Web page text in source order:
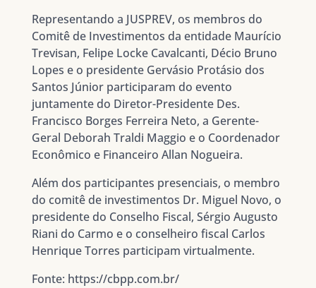
Representando a JUSPREV, os membros do
Comitê de Investimentos da entidade Maurício
Trevisan, Felipe Locke Cavalcanti, Décio Bruno
Lopes e o presidente Gervásio Protásio dos
Santos Júnior participaram do evento
juntamente do Diretor-Presidente Des.
Francisco Borges Ferreira Neto, a Gerente-
Geral Deborah Traldi Maggio e o Coordenador
Econômico e Financeiro Allan Nogueira.
Além dos participantes presenciais, o membro
do comitê de investimentos Dr. Miguel Novo, o
presidente do Conselho Fiscal, Sérgio Augusto
Riani do Carmo e o conselheiro fiscal Carlos
Henrique Torres participam virtualmente.
Fonte: https://cbpp.com.br/